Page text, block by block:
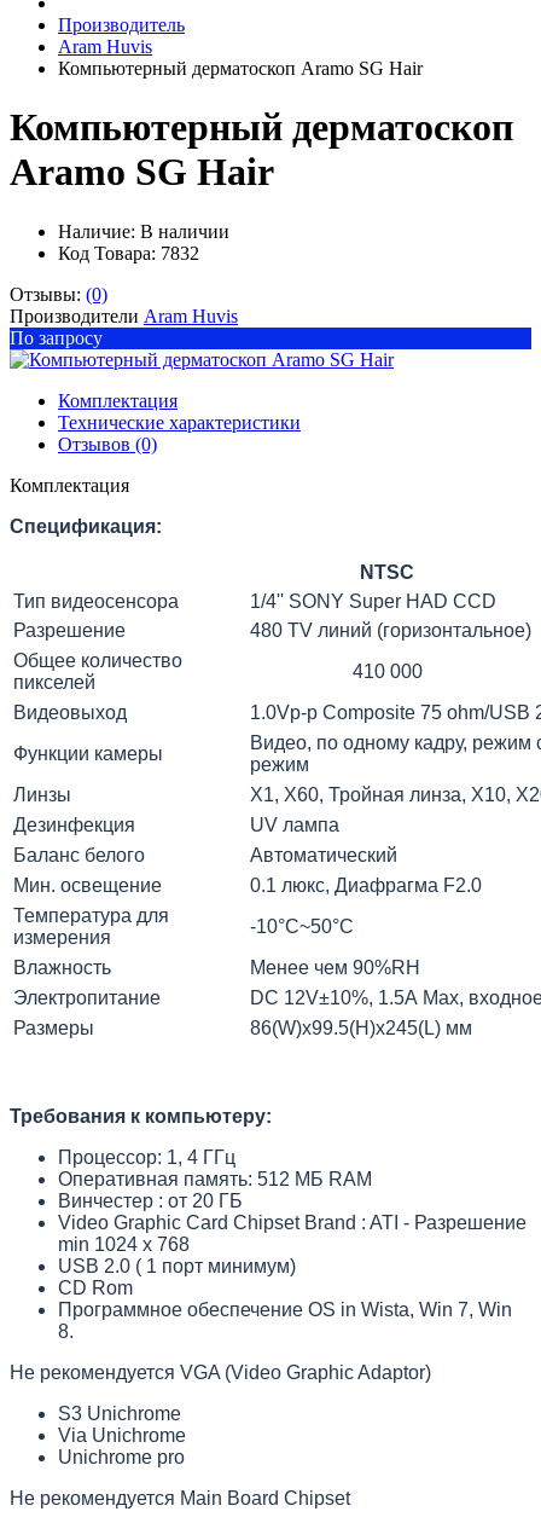
Производитель
Aram Huvis
Компьютерный дерматоскоп Aramo SG Hair
Компьютерный дерматоскоп
Aramo SG Hair
Наличие: В наличии
Код Товара: 7832
Отзывы: (0)
Производители Aram Huvis
По запросу
Комплектация
Технические характеристики
Отзывов (0)
Комплектация
Спецификация:
NTSC
Тип видеосенсора
1/4'' SONY Super HAD CCD
Разрешение
480 TV линий (горизонтальное)
Общее количество
пикселей
410 000
Видеовыход
1.0Vp-p Composite 75 ohm/USB
Функции камеры
Видео, по одному кадру,
режим
Линзы
Х1, Х60, Тройная линза, Х10,
Дезинфекция
UV лампа
Баланс белого
Автоматический
Мин. освещение
0.1 люкс, Диафрагма F2.0
Температура для
измерения
-10°С~50°С
Влажность
Менее чем 90%RH
Электропитание
DC 12V±10%, 1.5А Max,
Размеры
86(W)x99.5(H)x245(L) мм
Требования к компьютеру:
Процессор: 1, 4 ГГц
Оперативная память: 512 МБ RAM
Винчестер : от 20 ГБ
Video Graphic Card Chipset Brand : ATI - Разрешение
min 1024 х 768
USB 2.0 ( 1 порт минимум)
CD Rom
Программное обеспечение OS in Wista, Win 7, Win
8.
Не рекомендуется VGA (Video Graphic Adaptor)
S3 Unichrome
Via Unichrome
Unichrome pro
Не рекомендуется Main Board Chipset